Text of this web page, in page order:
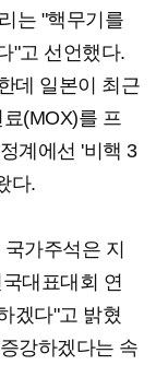
는 "핵무기를
"고 선언했다.
데 일본이 최근
(MOX)를 프
계에선 '비핵 3
다.
가주석은 지
대표대회 연
겠다"고 밝혔
강하겠다는 속